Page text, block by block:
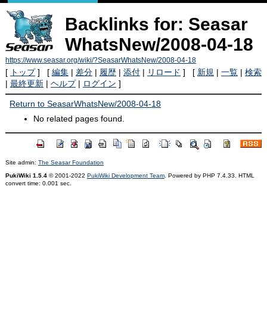
Backlinks for: Seasar
WhatsNew/2008-04-18
https://www.seasar.org/wiki/?SeasarWhatsNew/2008-04-18
[ トップ] [ 編集| 差分| 履歴| 添付| リロード ] [ 新規 | 一覧| 検索
| 最終更新| ヘルプ| ログイン ]
Return to SeasarWhatsNew/2008-04-18
No related pages found.
Site admin: The Seasar Foundation
PukiWiki 1.5.4© 2001-2022 PukiWiki Development Team. Powered by PHP 7.4.33. HTML
convert time: 0.001 sec.